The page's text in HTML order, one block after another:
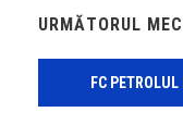
URMĂTORUL MECI
FC